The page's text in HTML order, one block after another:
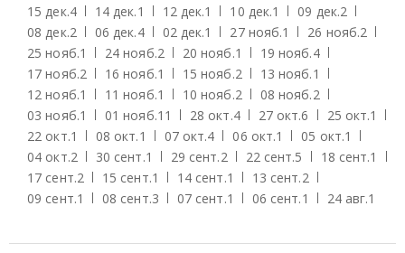
15 дек.4 14 дек.1 12 дек.1 10 дек.1 09 дек.2
08 дек.2 06 дек.4 02 дек.1 27 нояб.1 26 нояб.2
25 нояб.1 24 нояб.2 20 нояб.1 19 нояб.4
17 нояб.2 16 нояб.1 15 нояб.2 13 нояб.1
12 нояб.1 11 нояб.1 10 нояб.2 08 нояб.2
03 нояб.1 01 нояб.11 28 окт.4 27 окт.6 25 окт.1
22 окт.1 08 окт.1 07 окт.4 06 окт.1 05 окт.1
04 окт.2 30 сент.1 29 сент.2 22 сент.5 18 сент.1
17 сент.2 15 сент.1 14 сент.1 13 сент.2
09 сент.1 08 сент.3 07 сент.1 06 сент.1 24 авг.1